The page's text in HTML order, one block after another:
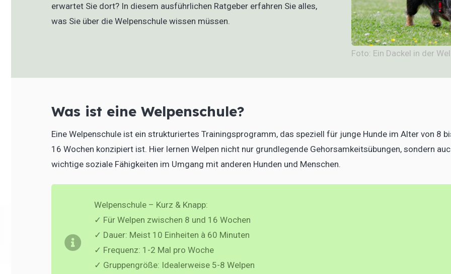
erwartet Sie dort? In diesem ausführlichen Ratgeber erfahren Sie alles,
was Sie über die Welpenschule wissen müssen.
Foto: Ein Dackel in der
Was ist eine Welpenschule?
Eine Welpenschule ist ein strukturiertes Trainingsprogramm, das speziell für junge Hunde im Alter von 8
16 Wochen konzipiert ist. Hier lernen Welpen nicht nur grundlegende Gehorsamkeitsübungen, sondern
wichtige soziale Fähigkeiten im Umgang mit anderen Hunden und Menschen.
Welpenschule – Kurz & Knapp:
✓ Für Welpen zwischen 8 und 16 Wochen
✓ Dauer: Meist 10 Einheiten à 60 Minuten
✓ Frequenz: 1-2 Mal pro Woche
✓ Gruppengröße: Idealerweise 5-8 Welpen